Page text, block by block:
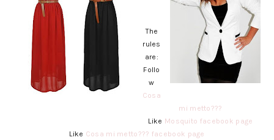
The
rules
are:
Follo
w
Cosa
mi metto???
Like Mosquito facebook page
Like Cosa mi metto??? facebook page